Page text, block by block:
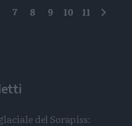
7 8 9 10 11
del Sorapiss: